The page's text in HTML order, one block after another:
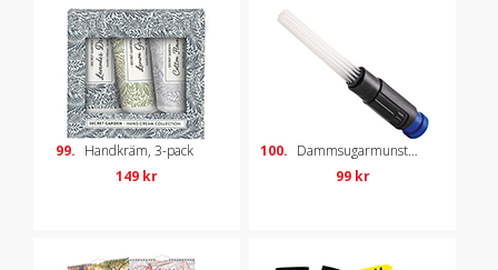
99. Handkräm, 3-pack
149 kr
100. Dammsugarmunstycke
99 kr